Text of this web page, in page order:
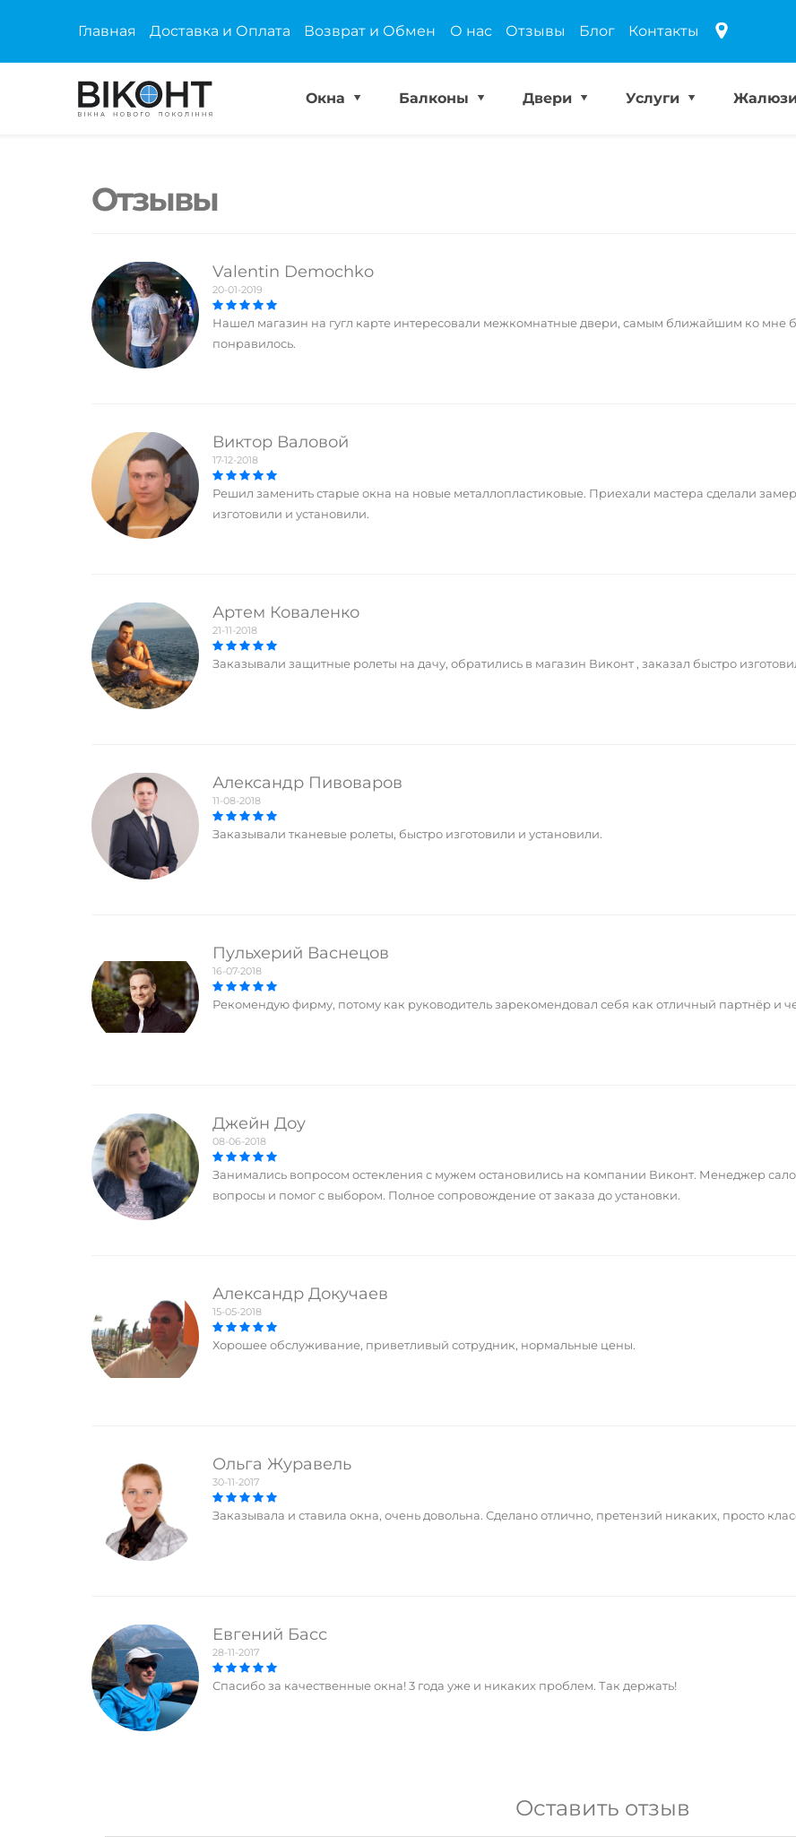
Главная Доставка и Оплата Возврат и Обмен О нас Отзывы Блог Контакты
Окна Балконы Двери Услуги
Отзывы
Valentin Demochko
20-01-2019
Нашел магазин на гугл карте интересовали межкомнатные двери, самым ближайшим ко мне
понравилось.
Виктор Валовой
17-12-2018
Решил заменить старые окна на новые металлопластиковые. Приехали мастера сделали
изготовили и установили.
Артем Коваленко
21-11-2018
Заказывали защитные ролеты на дачу, обратились в магазин Виконт , заказал быстро
Александр Пивоваров
11-08-2018
Заказывали тканевые ролеты, быстро изготовили и установили.
Пульхерий Васнецов
16-07-2018
Рекомендую фирму, потому как руководитель зарекомендовал себя как отличный партнёр и
Джейн Доу
08-06-2018
Занимались вопросом остекления с мужем остановились на компании Виконт. Менеджер
вопросы и помог с выбором. Полное сопровождение от заказа до установки.
Александр Докучаев
15-05-2018
Хорошее обслуживание, приветливый сотрудник, нормальные цены.
Ольга Журавель
30-11-2017
Заказывала и ставила окна, очень довольна. Сделано отлично, претензий никаких, просто
Евгений Басс
28-11-2017
Спасибо за качественные окна! 3 года уже и никаких проблем. Так держать!
Оставить отзыв